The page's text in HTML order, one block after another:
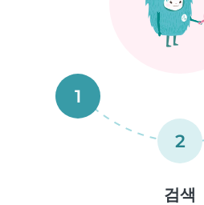
1
2
검색